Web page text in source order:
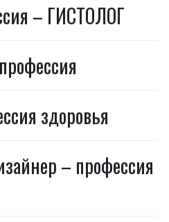
– ГИСТОЛОГ
здоровья
– профессия